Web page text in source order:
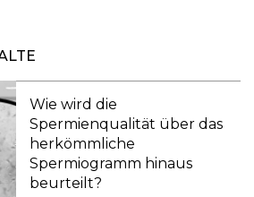
Wie wird die
Spermienqualität über das
herkömmliche
Spermiogramm hinaus
beurteilt?